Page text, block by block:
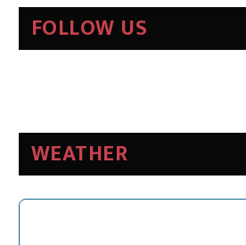
FOLLOW US
WEATHER